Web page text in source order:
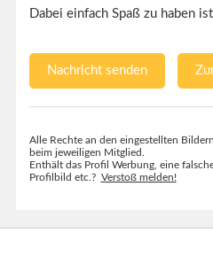
Dabei einfach Spaß zu haben
Nachricht senden
Alle Rechte an den eingestellten
beim jeweiligen Mitglied.
Enthält das Profil Werbung, eine
Profilbild etc.? Verstoß melden!